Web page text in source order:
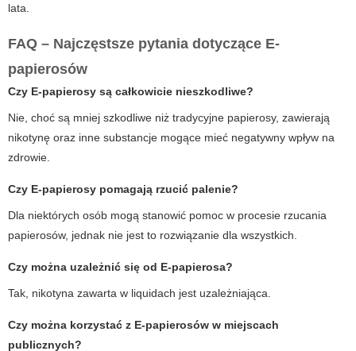
lata.
FAQ – Najczęstsze pytania dotyczące E-
papierosów
Czy E-papierosy są całkowicie nieszkodliwe?
Nie, choć są mniej szkodliwe niż tradycyjne papierosy, zawierają
nikotynę oraz inne substancje mogące mieć negatywny wpływ na
zdrowie.
Czy E-papierosy pomagają rzucić palenie?
Dla niektórych osób mogą stanowić pomoc w procesie rzucania
papierosów, jednak nie jest to rozwiązanie dla wszystkich.
Czy można uzależnić się od E-papierosa?
Tak, nikotyna zawarta w liquidach jest uzależniająca.
Czy można korzystać z E-papierosów w miejscach
publicznych?